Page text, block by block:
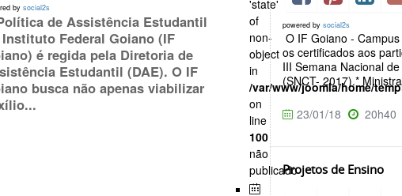
bysocial2s
de Assistência Estudantil
Federal Goiano (IF
é regida pela Diretoria de
Estudantil (DAE). O IF
busca não apenas viabilizar
'state'
of
non-
object
in
/var/www/joomla/home/
on
line
100
não
publicado
powered bysocial2s
O IF Goiano -
os certificados aos
III Semana Nacional
(SNCT- 2017).*
23/01/18 20h40
Projetos de Ensino